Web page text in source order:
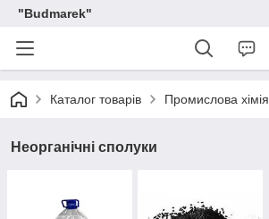
"Budmarek"
Каталог товарів Промислова хімія
Неорганічні сполуки